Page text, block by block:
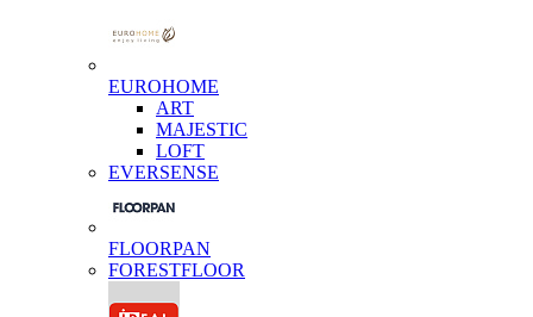
EUROHOME
ART
MAJESTIC
LOFT
EVERSENSE
FLOORPAN
FORESTFLOOR